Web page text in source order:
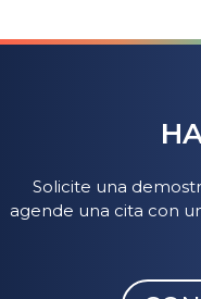
Solicite una
agende una cita con